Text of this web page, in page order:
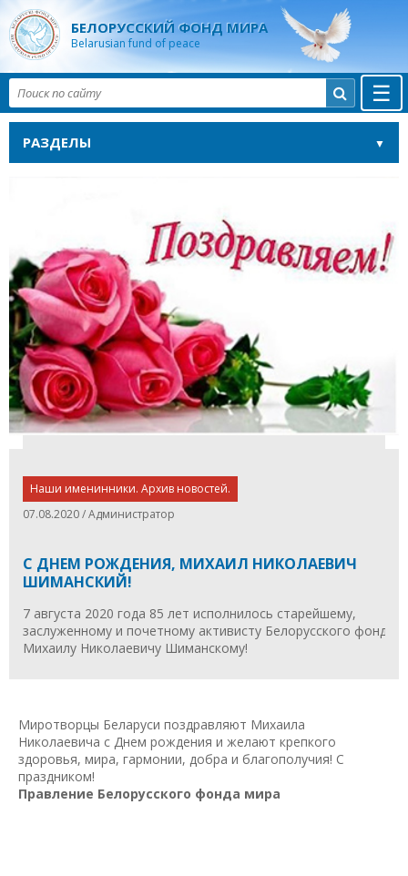
БЕЛОРУССКИЙ ФОНД МИРА
Belarusian fund of peace
☰

РАЗДЕЛЫ
Наши именинники. Архив новостей.
07.08.2020 / Администратор
С ДНЕМ РОЖДЕНИЯ, МИХАИЛ НИКОЛАЕВИЧ
ШИМАНСКИЙ!
7 августа 2020 года 85 лет исполнилось старейшему,
заслуженному и почетному активисту Белорусского фонда
Михаилу Николаевичу Шиманскому!
Миротворцы Беларуси поздравляют Михаила
Николаевича с Днем рождения и желают крепкого
здоровья, мира, гармонии, добра и благополучия! С
праздником!
Правление Белорусского фонда мира